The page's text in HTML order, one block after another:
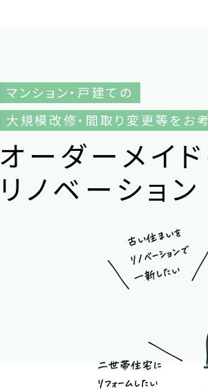
マンション・戸建ての
大規模改修・間取り変更等をお
オ ーダーメイ ド
リ ノベ ー ショ ン